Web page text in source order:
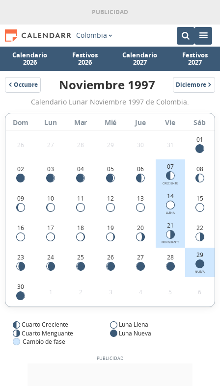
Colombia
Calendario
2026
Festivos
2026
Calendario
2027
Festivos
2027
Octubre
1997
Calendario
Lunar
Noviembre
Colombia.
Noviembre 1997 Diciembre
1997
Calendario Lunar Noviembre 1997 de Colombia.
Dom Lun Mar Mié Jue Vie Sáb
26 27 28 29 30 31
01
02 03 04 05 06 07
CRECIENTE
08
09 10 11 12 13 14
LLENA
15
16 17 18 19 20 21
MENGUANTE
22
23 24 25 26 27 28 29
NUEVA
30
1 2 3 4 5 6
Cuarto Creciente
Luna Llena
Cuarto Menguante
Luna Nueva
Cambio de fase